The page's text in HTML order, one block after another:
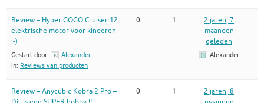
Review – Hyper GOGO Cruiser 12
elektrische motor voor kinderen
:-)
Gestart door:
Alexander
in: Reviews van producten
0 1
2 jaren, 7
maanden
geleden
Alexander
Review – Anycubic Kobra 2 Pro –
0 1
2 jaren, 8